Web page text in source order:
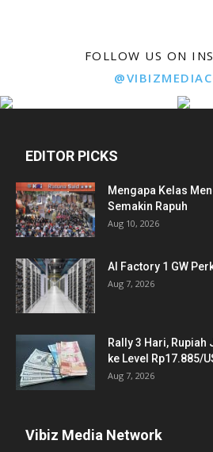
FOLLOW US ON
EDITOR PICKS
Mengapa Kelas
Semakin Rapuh
Aug 10, 2026
AI Factory 1 GW
Aug 7, 2026
Rally 3 Hari,
ke Level Rp17.885/
Aug 7, 2026
Vibiz Media Network